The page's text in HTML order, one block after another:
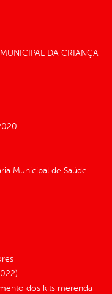
DA CRIANÇA
Municipal de Saúde
dos kits merenda